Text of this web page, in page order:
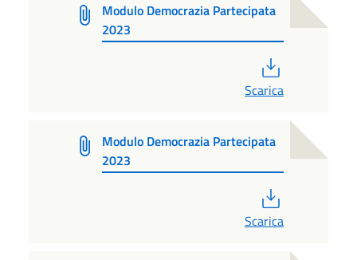
Modulo Democrazia Partecipata
2023
Scarica
Modulo Democrazia Partecipata
2023
Scarica